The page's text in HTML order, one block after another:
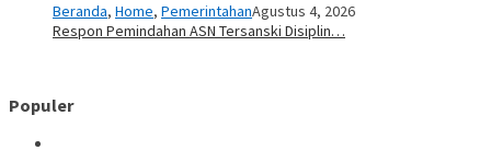
Beranda, Home, PemerintahanAgustus 4, 2026
Respon Pemindahan ASN Tersanski Disiplin…
Populer